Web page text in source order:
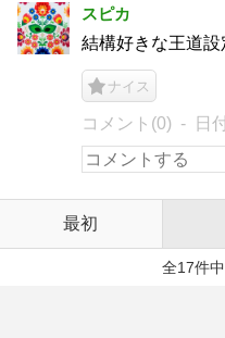
スピカ
結構好きな王道設
ナイス
コメント(0) 日
最初
全17件